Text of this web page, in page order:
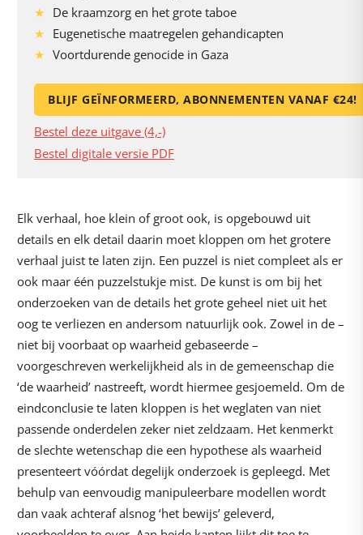
De kraamzorg en het grote taboe
Eugenetische maatregelen gehandicapten
Voortdurende genocide in Gaza
BLIJF GEÏNFORMEERD, ABONNEMENTEN VANAF €24!
Bestel deze uitgave (4,-)
Bestel digitale versie PDF
Elk verhaal, hoe klein of groot ook, is opgebouwd uit
details en elk detail daarin moet kloppen om het grotere
verhaal juist te laten zijn. Een puzzel is niet compleet als er
ook maar één puzzelstukje mist. De kunst is om bij het
onderzoeken van de details het grote geheel niet uit het
oog te verliezen en andersom natuurlijk ook. Zowel in de –
niet bij voorbaat op waarheid gebaseerde –
voorgeschreven werkelijkheid als in de gemeenschap die
‘de waarheid’ nastreeft, wordt hiermee gesjoemeld. Om de
eindconclusie te laten kloppen is het weglaten van niet
passende onderdelen zeker niet zeldzaam. Het kenmerkt
de slechte wetenschap die een hypothese als waarheid
presenteert vóórdat degelijk onderzoek is gepleegd. Met
behulp van eenvoudig manipuleerbare modellen wordt
dan vaak achteraf alsnog ‘het bewijs’ geleverd,